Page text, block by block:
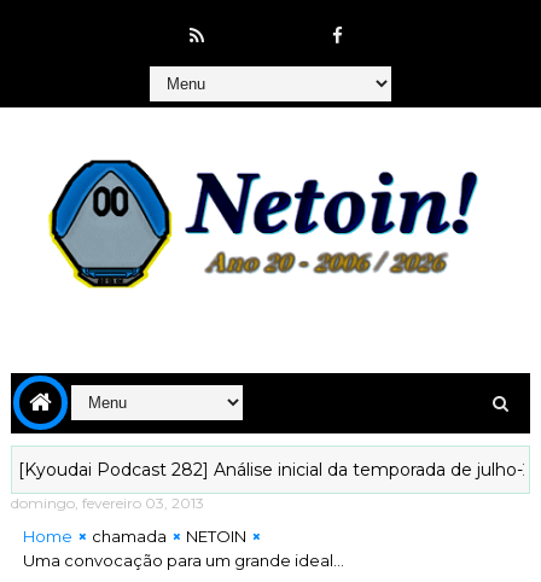
Podcast 282] Análise inicial da temporada de julho-2026!
domingo, fevereiro 03, 2013
Home chamada
NETOIN
Uma convocação para um grande ideal...